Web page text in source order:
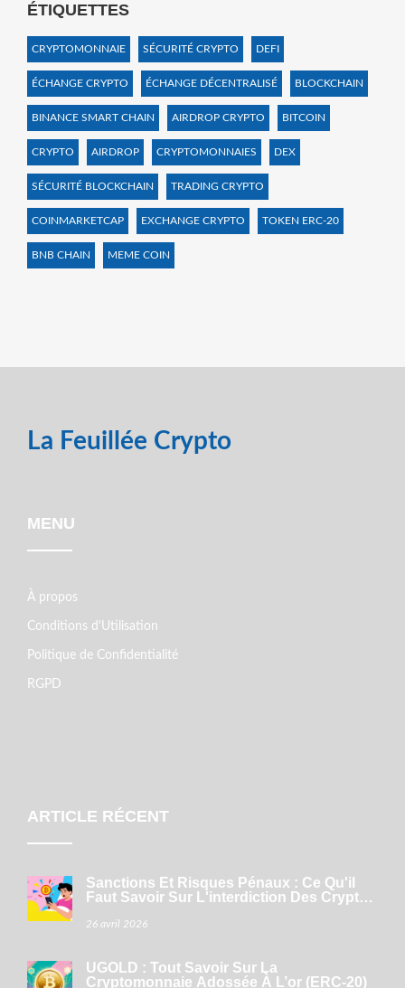
ÉTIQUETTES
CRYPTOMONNAIE SÉCURITÉ CRYPTO DEFI
ÉCHANGE CRYPTO ÉCHANGE DÉCENTRALISÉ BLOCKCHAIN
BINANCE SMART CHAIN AIRDROP CRYPTO BITCOIN
CRYPTO AIRDROP CRYPTOMONNAIES DEX
SÉCURITÉ BLOCKCHAIN TRADING CRYPTO
COINMARKETCAP EXCHANGE CRYPTO TOKEN ERC-20
BNB CHAIN MEME COIN
La Feuillée Crypto
MENU
À propos
Conditions d'Utilisation
Politique de Confidentialité
RGPD
ARTICLE RÉCENT
Sanctions Et Risques Pénaux : Ce Qu'il
Faut Savoir Sur L'interdiction Des Cryptos
26 avril 2026
UGOLD : Tout Savoir Sur La
Cryptomonnaie Adossée À L’or (ERC‑20)